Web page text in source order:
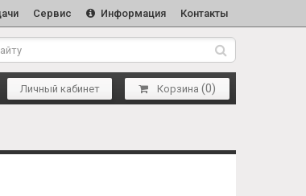
Сервис Информация Контакты
Личный кабинет Корзина (0)